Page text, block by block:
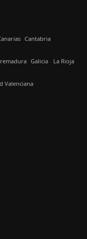
Cantabria
Galicia La Rioja
Valenciana